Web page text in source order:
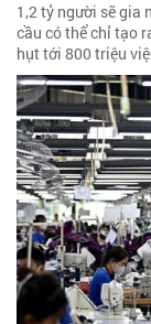
1,2 tỷ người sẽ gia
cầu có thể chỉ tạo
hụt tới 800 triệu